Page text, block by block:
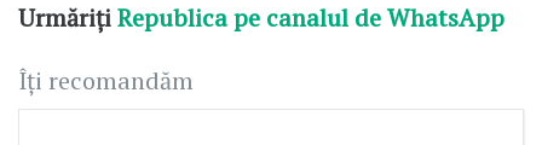
UrmărițiRepublica pe canalul de WhatsApp
Îți recomandăm